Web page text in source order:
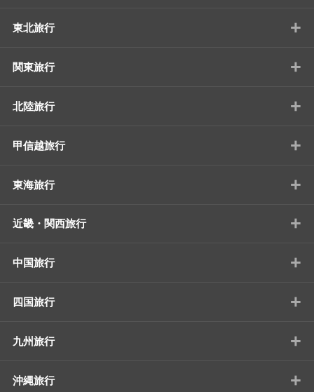
東北旅行 +
関東旅行 +
北陸旅行 +
甲信越旅行 +
東海旅行 +
近畿・関西旅行 +
中国旅行 +
四国旅行 +
九州旅行 +
沖縄旅行 +